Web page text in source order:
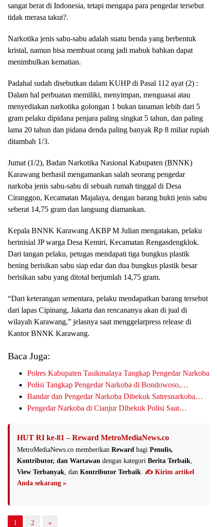
sangat berat di Indonesia, tetapi mengapa para pengedar tersebut
tidak merasa takut?.
Narkotika jenis sabu-sabu adalah suatu benda yang berbentuk
kristal, namun bisa membuat orang jadi mabuk bahkan dapat
menimbulkan kematian.
Padahal sudah disebutkan dalam KUHP di Pasal 112 ayat (2) :
Dalam hal perbuatan memiliki, menyimpan, menguasai atau
menyediakan narkotika golongan 1 bukan tanaman lebih dari 5
gram pelaku dipidana penjara paling singkat 5 tahun, dan paling
lama 20 tahun dan pidana denda paling banyak Rp 8 miliar rupiah
ditambah 1/3.
Jumat (1/2), Badan Narkotika Nasional Kabupaten (BNNK)
Karawang berhasil mengamankan salah seorang pengedar
narkoba jenis sabu-sabu di sebuah rumah tinggal di Desa
Ciranggon, Kecamatan Majalaya, dengan barang bukti jenis sabu
seberat 14,75 gram dan langsung diamankan.
Kepala BNNK Karawang AKBP M Julian mengatakan, pelaku
berinisial JP warga Desa Kemiri, Kecamatan Rengasdengklok.
Dari tangan pelaku, petugas mendapati tiga bungkus plastik
bening berisikan sabu siap edar dan dua bungkus plastik besar
berisikan sabu yang ditotal berjumlah 14,75 gram.
“Dari keterangan sementara, pelaku mendapatkan barang tersebut
dari lapas Cipinang, Jakarta dan rencananya akan di jual di
wilayah Karawang,” jelasnya saat menggelarpress release di
Kantor BNNK Karawang.
Baca Juga:
Polres Kabupaten Tasikmalaya Tangkap Pengedar Narkoba
Polisi Tangkap Pengedar Narkoba di Bondowoso,…
Bandar dan Pengedar Narkoba Dibekuk Satresnarkoba…
Pengedar Narkoba di Cianjur Dibekuk Polisi Saat…
HUT RI ke-81 – Reward MetroMediaNews.co
MetroMediaNews.co memberikan Reward bagi Penulis,
Kontributor, dan Wartawan dengan kategori Berita Terbaik,
View Terbanyak, dan Kontributor Terbaik. ✍️ Kirim artikel
Anda sekarang »
1 2 »